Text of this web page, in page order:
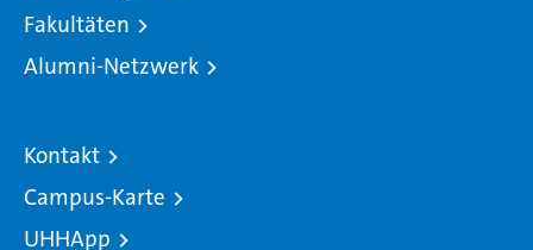
Fakultäten
Alumni-Netzwerk
Kontakt
Campus-Karte
UHHApp